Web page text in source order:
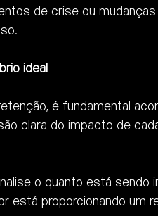
de crise ou
ideal
é fundamental
clara do impacto de
o quanto está sendo
está proporcionando um